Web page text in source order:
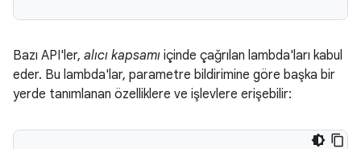
Bazı API'ler, alıcı kapsamı içinde çağrılan lambda'ları kabul
eder. Bu lambda'lar, parametre bildirimine göre başka bir
yerde tanımlanan özelliklere ve işlevlere erişebilir: